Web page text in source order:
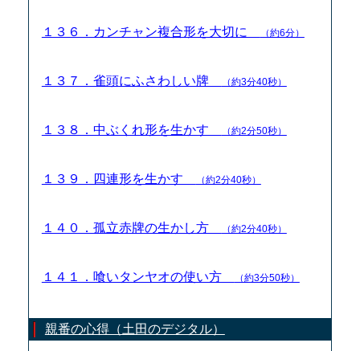
１３６．カンチャン複合形を大切に （約6分）
１３７．雀頭にふさわしい牌 （約3分40秒）
１３８．中ぶくれ形を生かす （約2分50秒）
１３９．四連形を生かす （約2分40秒）
１４０．孤立赤牌の生かし方 （約2分40秒）
１４１．喰いタンヤオの使い方 （約3分50秒）
親番の心得（土田のデジタル）